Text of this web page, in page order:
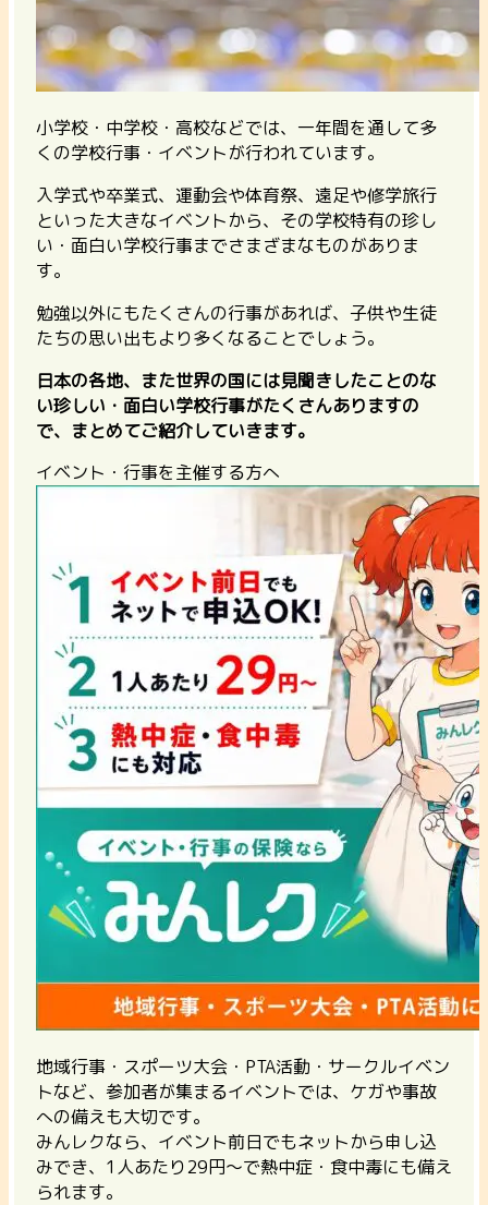
小学校・中学校・高校などでは、一年間を通して多
くの学校行事・イベントが行われています。
入学式や卒業式、運動会や体育祭、遠足や修学旅行
といった大きなイベントから、その学校特有の珍し
い・面白い学校行事までさまざまなものがありま
す。
勉強以外にもたくさんの行事があれば、子供や生徒
たちの思い出もより多くなることでしょう。
日本の各地、また世界の国には見聞きしたことのな
い珍しい・面白い学校行事がたくさんありますの
で、まとめてご紹介していきます。
イベント・行事を主催する方へ
地域行事・スポーツ大会・PTA活動・サークルイベン
トなど、参加者が集まるイベントでは、ケガや事故
への備えも大切です。
みんレクなら、イベント前日でもネットから申し込
みでき、1人あたり29円〜で熱中症・食中毒にも備え
られます。